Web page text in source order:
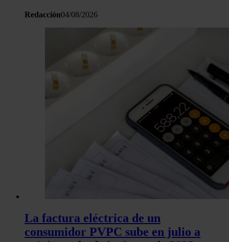
Redacción04/08/2026
La factura eléctrica de un
consumidor PVPC sube en julio a